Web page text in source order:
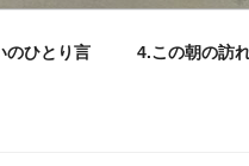
のひとり言 4.この朝の訪